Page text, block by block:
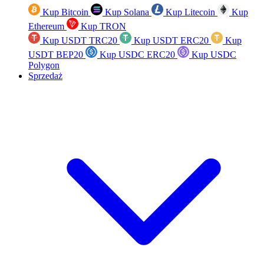
Kup Bitcoin Kup Solana Kup Litecoin
Kup
Ethereum
Kup TRON
Kup USDT TRC20
Kup USDT ERC20
Kup
USDT BEP20
Kup USDC ERC20
Kup USDC
Polygon
Sprzedaż